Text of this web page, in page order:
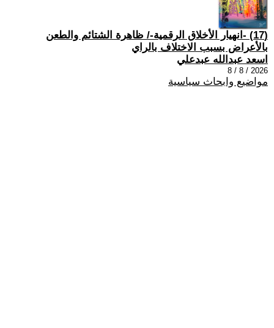
(17) -انهيار الأخلاق الرقمية-/ ظاهرة الشتائم والطعن
بالأعراض بسبب الاختلاف بالراي
اسعد عبدالله عبدعلي
2026 / 8 / 8
مواضيع وابحاث سياسية